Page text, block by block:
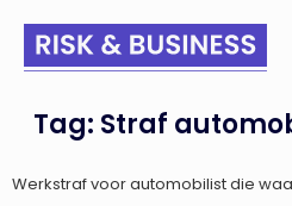
Tag: Straf
Werkstraf voor automobilist die